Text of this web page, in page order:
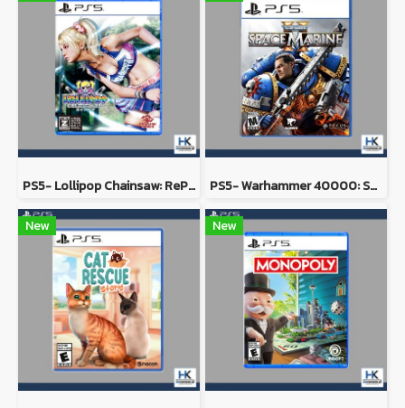
PS5- Lollipop Chainsaw: RePOP PS5- Warhammer 40000: Space Marine 2
New New